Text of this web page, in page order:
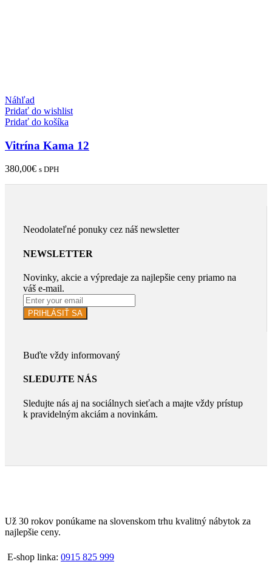
Náhľad
Pridať do wishlist
Pridať do košíka
Vitrína Kama 12
380,00€ s DPH
Neodolateľné ponuky cez náš newsletter
NEWSLETTER
Novinky, akcie a výpredaje za najlepšie ceny priamo na
váš e-mail.
PRIHLÁSIŤ SA
Buďte vždy informovaný
SLEDUJTE NÁS
Sledujte nás aj na sociálnych sieťach a majte vždy prístup
k pravidelným akciám a novinkám.
Už 30 rokov ponúkame na slovenskom trhu kvalitný nábytok za
najlepšie ceny.
E-shop linka: 0915 825 999